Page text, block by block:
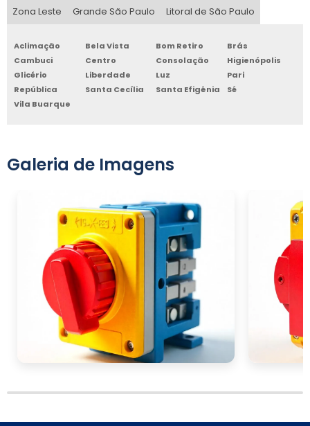
Zona Leste Grande São Paulo Litoral de São Paulo
Aclimação Bela Vista Bom Retiro
Brás
Cambuci
Centro Consolação
Higienópolis
Glicério
Liberdade Luz
Pari
República
Santa Cecília Santa Efigênia
Sé
Vila Buarque
Galeria de Imagens